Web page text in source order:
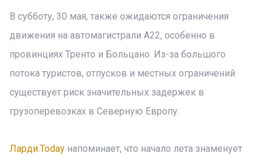
В субботу, 30 мая, также ожидаются ограничения
движения на автомагистрали A22, особенно в
провинциях Тренто и Больцано. Из-за большого
потока туристов, отпусков и местных ограничений
существует риск значительных задержек в
грузоперевозках в Северную Европу.
Ларди.Today напоминает, что начало лета знаменует